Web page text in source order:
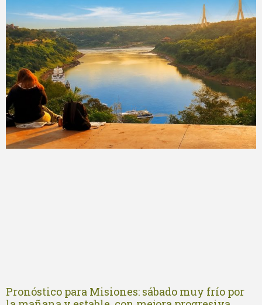
Pronóstico para Misiones: sábado muy frío por